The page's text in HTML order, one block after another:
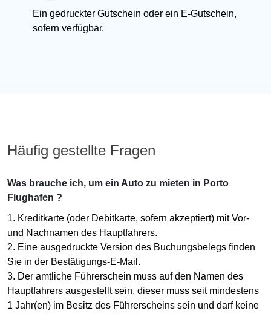
Ein gedruckter Gutschein oder ein E-Gutschein,
sofern verfügbar.
Häufig gestellte Fragen
Was brauche ich, um ein Auto zu mieten in Porto
Flughafen ?
1. Kreditkarte (oder Debitkarte, sofern akzeptiert) mit Vor-
und Nachnamen des Hauptfahrers.
2. Eine ausgedruckte Version des Buchungsbelegs finden
Sie in der Bestätigungs-E-Mail.
3. Der amtliche Führerschein muss auf den Namen des
Hauptfahrers ausgestellt sein, dieser muss seit mindestens
1 Jahr(en) im Besitz des Führerscheins sein und darf keine